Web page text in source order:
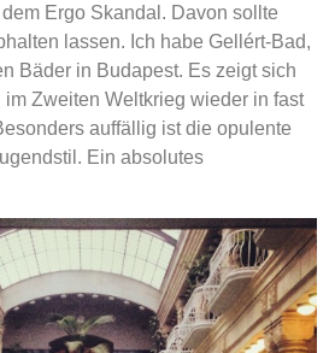
Ergo Skandal. Davon sollte
lassen. Ich habe Gellért-Bad,
Bäder in Budapest. Es zeigt sich
im Zweiten Weltkrieg wieder in fast
auffällig ist die opulente
Ein absolutes